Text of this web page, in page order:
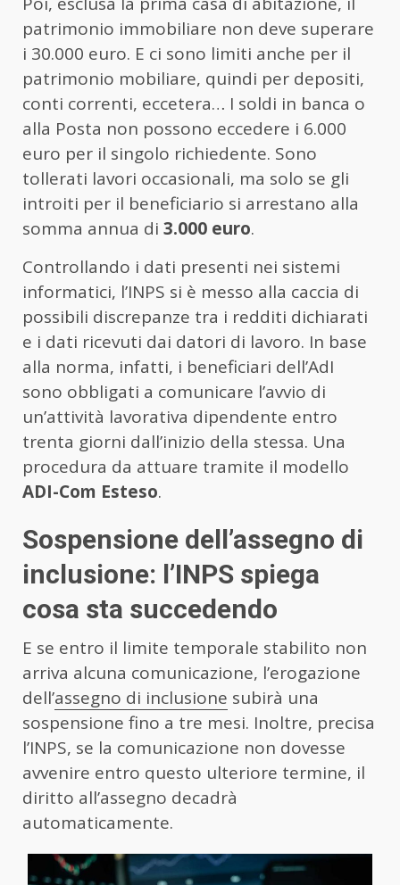
patrimonio immobiliare non deve superare
i 30.000 euro. E ci sono limiti anche per il
patrimonio mobiliare, quindi per depositi,
conti correnti, eccetera… I soldi in banca o
alla Posta non possono eccedere i 6.000
euro per il singolo richiedente. Sono
tollerati lavori occasionali, ma solo se gli
introiti per il beneficiario si arrestano alla
somma annua di 3.000 euro.
Controllando i dati presenti nei sistemi
informatici, l’INPS si è messo alla caccia di
possibili discrepanze tra i redditi dichiarati
e i dati ricevuti dai datori di lavoro. In base
alla norma, infatti, i beneficiari dell’AdI
sono obbligati a comunicare l’avvio di
un’attività lavorativa dipendente entro
trenta giorni dall’inizio della stessa. Una
procedura da attuare tramite il modello
ADI-Com Esteso.
Sospensione dell’assegno di
inclusione: l’INPS spiega
cosa sta succedendo
E se entro il limite temporale stabilito non
arriva alcuna comunicazione, l’erogazione
dell’assegno di inclusione subirà una
sospensione fino a tre mesi. Inoltre, precisa
l’INPS, se la comunicazione non dovesse
avvenire entro questo ulteriore termine, il
diritto all’assegno decadrà
automaticamente.